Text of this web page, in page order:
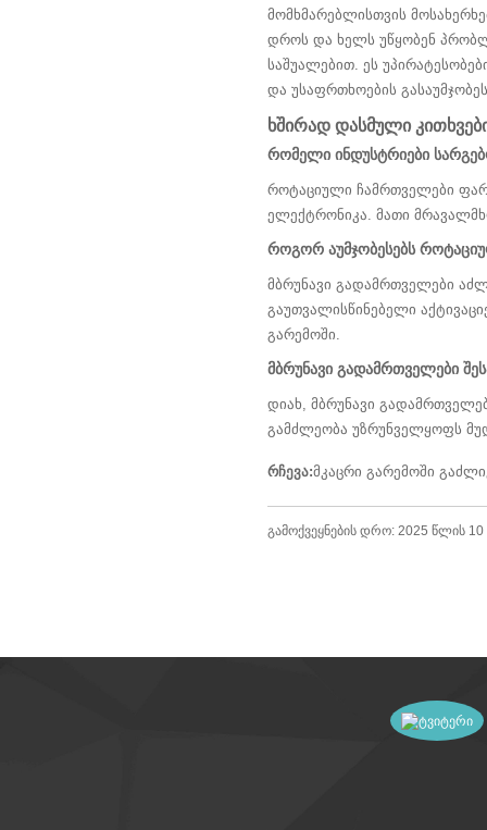
მომხმარებლისთვის
დროს და ხელს უწყობენ
საშუალებით. ეს
და უსაფრთხოების
ხშირად დასმული
რომელი ინდუსტრიები
როტაციული ჩამრთველები
ელექტრონიკა. მათი
როგორ აუმჯობესებს
მბრუნავი გადამრთველები
გაუთვალისწინებელი
გარემოში.
მბრუნავი გადამრთველები
დიახ, მბრუნავი
გამძლეობა უზრუნველყოფს
რჩევა:მკაცრი გარემოში
გამოქვეყნების დრო: 2025 წლის